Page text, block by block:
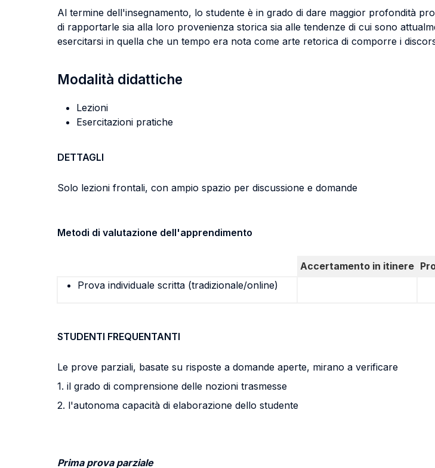
Al termine dell'insegnamento, lo studente è in grado di dare maggior profondità
di rapportarle sia alla loro provenienza storica sia alle tendenze di cui sono
esercitarsi in quella che un tempo era nota come arte retorica di comporre i
Modalità didattiche
Lezioni
Esercitazioni pratiche
DETTAGLI
Solo lezioni frontali, con ampio spazio per discussione e domande
Metodi di valutazione dell'apprendimento
Accertamento in itinere
Prova individuale scritta (tradizionale/online)
STUDENTI FREQUENTANTI
Le prove parziali, basate su risposte a domande aperte, mirano a verificare
1. il grado di comprensione delle nozioni trasmesse
2. l'autonoma capacità di elaborazione dello studente
Prima prova parziale